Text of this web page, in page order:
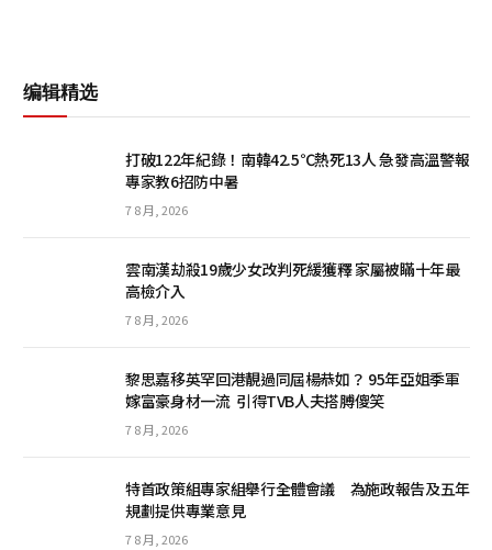
编辑精选
打破122年紀錄！南韓42.5℃熱死13人 急發高溫警報
專家教6招防中暑
7 8 月, 2026
雲南漢劫殺19歲少女改判死緩獲釋 家屬被瞞十年最
高檢介入
7 8 月, 2026
黎思嘉移英罕回港靚過同屆楊恭如？ 95年亞姐季軍
嫁富豪身材一流 引得TVB人夫搭膊傻笑
7 8 月, 2026
特首政策組專家組舉行全體會議 為施政報告及五年
規劃提供專業意見
7 8 月, 2026